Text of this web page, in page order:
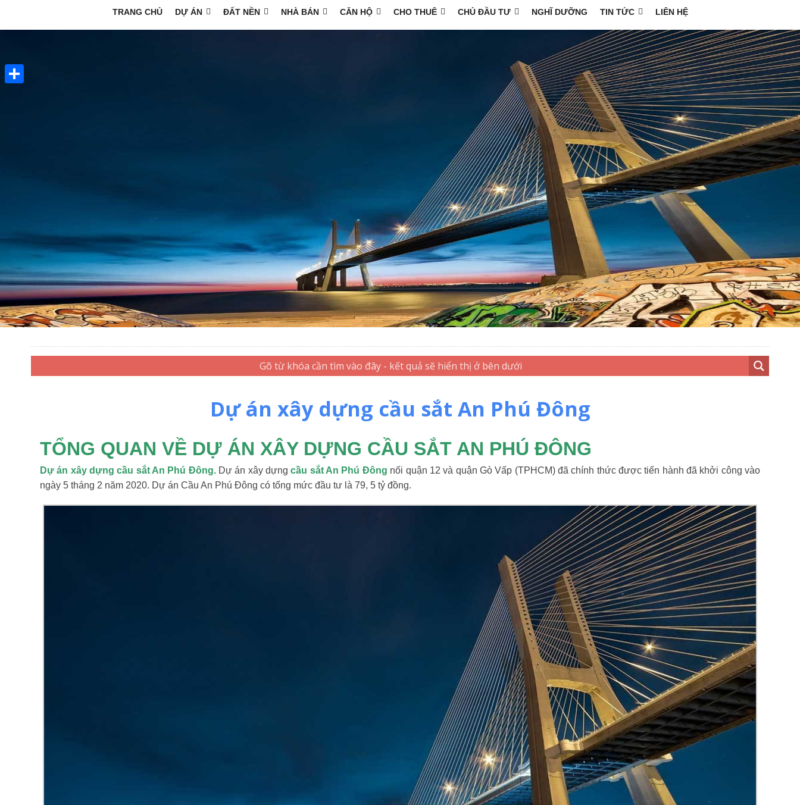
TRANG CHỦ DỰ ÁN ĐẤT NỀN NHÀ BÁN CĂN HỘ CHO THUÊ CHỦ ĐẦU TƯ NGHĨ DƯỠNG TIN TỨC LIÊN HỆ
Dự án xây dựng cầu sắt An Phú Đông
TỔNG QUAN VỀ DỰ ÁN XÂY DỰNG CẦU SẮT AN PHÚ ĐÔNG
Dự án xây dựng cầu sắt An Phú Đông.Dự án xây dựngcầu sắt An Phú Đông nối quận 12 và quận Gò Vấp (TPHCM) đã chính thức được tiến hành đã khởi công vào
ngày 5 tháng 2 năm 2020. Dự án Cầu An Phú Đông có tổng mức đầu tư là 79, 5 tỷ đồng.